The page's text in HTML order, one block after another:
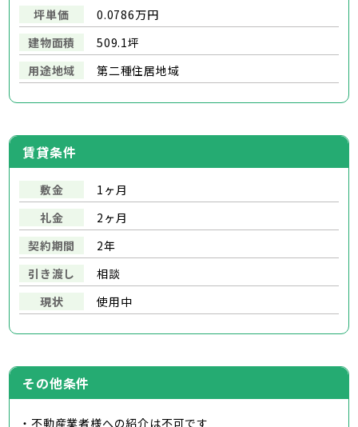
坪単価
0.0786万円
建物面積
509.1坪
用途地域
第二種住居地域
賃貸条件
敷金
1ヶ月
礼金
2ヶ月
契約期間
2年
引き渡し
相談
現状
使用中
その他条件
・不動産業者様への紹介は不可です